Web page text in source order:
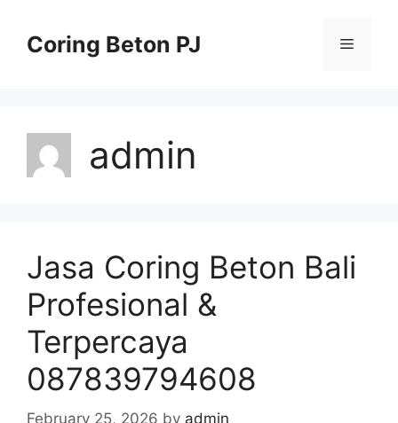
contentCoring Beton PJ Menu
admin
Jasa Coring Beton Bali
Profesional &
Terpercaya
087839794608
February 25, 2026 by admin